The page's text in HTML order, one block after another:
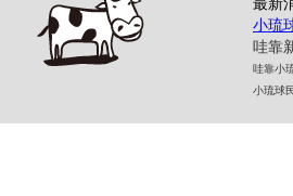
最新
小琉
哇靠
哇靠小
小琉球